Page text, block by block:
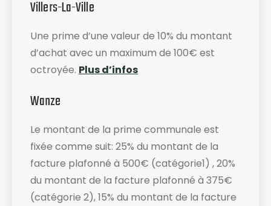
Villers-La-Ville
Une prime d’une valeur de 10% du montant
d’achat avec un maximum de 100€ est
octroyée. Plus d’infos
Wanze
Le montant de la prime communale est
fixée comme suit: 25% du montant de la
facture plafonné à 500€ (catégorie1) , 20%
du montant de la facture plafonné à 375€
(catégorie 2), 15% du montant de la facture